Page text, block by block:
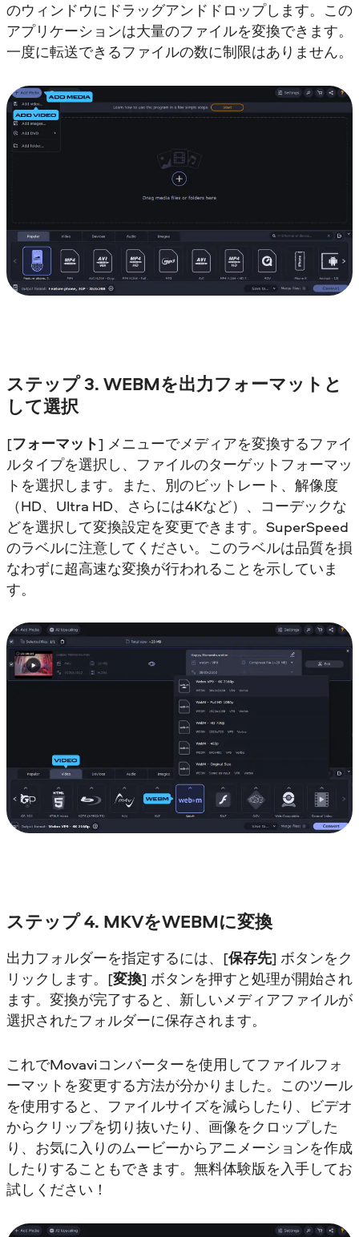
のウィンドウにドラッグアンドドロップします。この
アプリケーションは大量のファイルを変換できます。
一度に転送できるファイルの数に制限はありません。
ステップ 3. WEBMを出力フォーマットと
して選択
[フォーマット] メニューでメディアを変換するファイ
ルタイプを選択し、ファイルのターゲットフォーマッ
トを選択します。また、別のビットレート、解像度
（HD、Ultra HD、さらには4Kなど）、コーデックな
どを選択して変換設定を変更できます。SuperSpeed
のラベルに注意してください。このラベルは品質を損
なわずに超高速な変換が行われることを示していま
す。
ステップ 4. MKVをWEBMに変換
出力フォルダーを指定するには、[保存先] ボタンをク
リックします。[変換] ボタンを押すと処理が開始され
ます。変換が完了すると、新しいメディアファイルが
選択されたフォルダーに保存されます。
これでMovaviコンバーターを使用してファイルフォ
ーマットを変更する方法が分かりました。このツール
を使用すると、ファイルサイズを減らしたり、ビデオ
からクリップを切り抜いたり、画像をクロップした
り、お気に入りのムービーからアニメーションを作成
したりすることもできます。無料体験版を入手してお
試しください！